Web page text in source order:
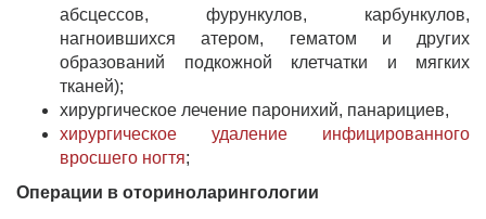
абсцессов, фурункулов, карбункулов,
нагноившихся атером, гематом и других
образований подкожной клетчатки и мягких
тканей);
хирургическое лечение паронихий, панарициев,
хирургическое удаление инфицированного
вросшего ногтя;
Операции в оториноларингологии